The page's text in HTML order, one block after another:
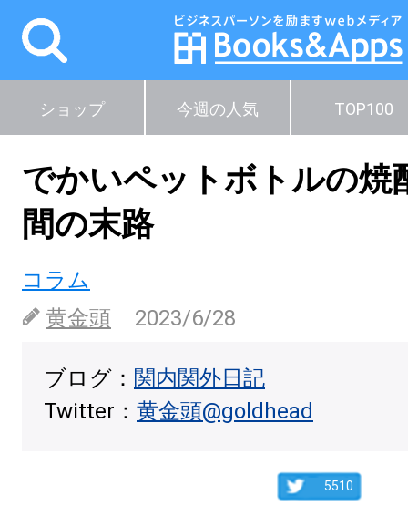
ショップ 今週の人気 TOP100
でかいペットボトルの焼
間の末路
コラム
黄金頭
2023/6/28
ブログ： 関内関外日記
Twitter： 黄金頭@goldhead
5510